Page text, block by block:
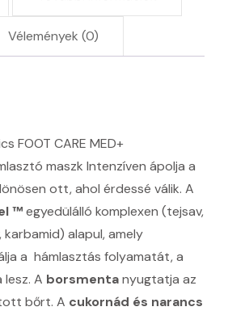
Vélemények (0)
FOOT CARE MED+
maszk Intenzíven ápolja a
ott, ahol érdessé válik. A
™egyedülálló komplexen (tejsav,
karbamid) alapul, amely
a hámlasztás folyamatát, a
lesz. A borsmentanyugtatja az
bőrt. A cukornád és narancs